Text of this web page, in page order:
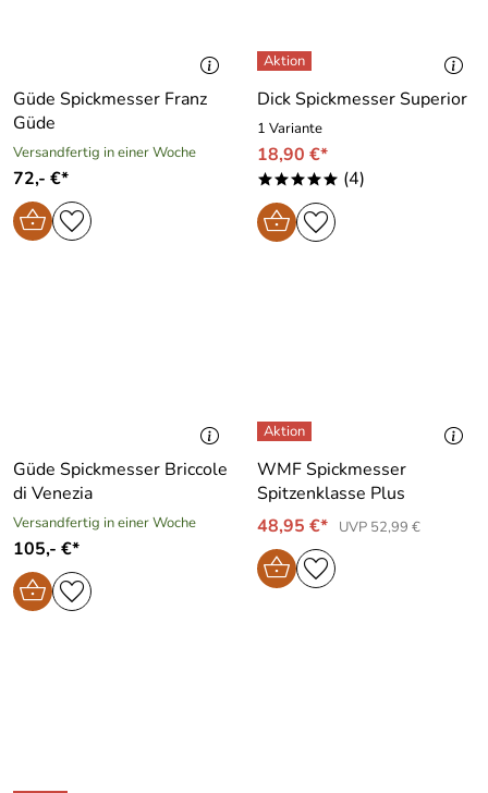
Güde Spickmesser Franz
Güde
Versandfertig in einer Woche
72,- €*
Dick Spickmesser Superior
1 Variante
18,90 €*
***** (4)
Güde Spickmesser Briccole
di Venezia
Versandfertig in einer Woche
105,- €*
WMF Spickmesser
Spitzenklasse Plus
48,95 €*
UVP 52,99 €